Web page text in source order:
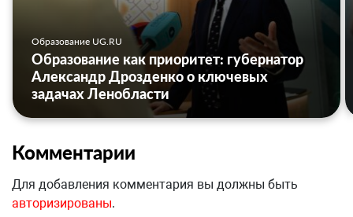
Образование UG.RU
Образование как приоритет: губернатор
Александр Дрозденко о ключевых
задачах Ленобласти
Комментарии
Для добавления комментария вы должны быть
авторизированы.